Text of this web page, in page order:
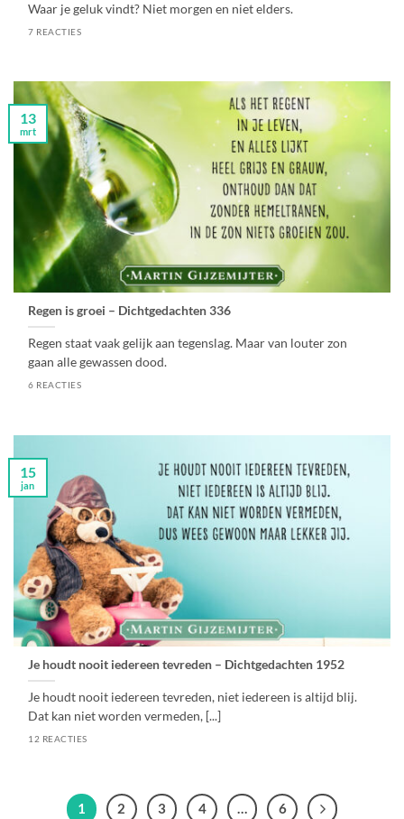
Waar je geluk vindt? Niet morgen en niet elders.
7 REACTIES
Regen is groei – Dichtgedachten 336
Regen staat vaak gelijk aan tegenslag. Maar van louter zon
gaan alle gewassen dood.
6 REACTIES
13
mrt
Je houdt nooit iedereen tevreden – Dichtgedachten 1952
Je houdt nooit iedereen tevreden, niet iedereen is altijd blij.
Dat kan niet worden vermeden, [...]
12 REACTIES
15
jan
1 2 3 4 … 6